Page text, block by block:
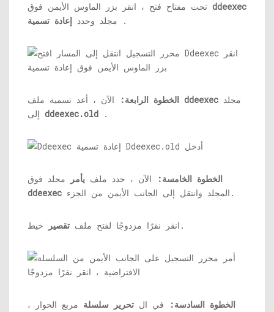
ddeexec
مجلد وحدد إعادة تسمية .
الخطوة الرابعة: ddeexec
ddeexec.old .
الخطوة الخامسة: الآن ، حدد ملف يأمر
مجلد فوق
ddeexec
المجلد وانتقل إلى الجانب الأيمن من الجزء.
انقر نقرًا مزدوجًا لفتح ملف تقصير خيط.
الخطوة السادسة: في ال تحرير سلسلة مربع الحوار ،